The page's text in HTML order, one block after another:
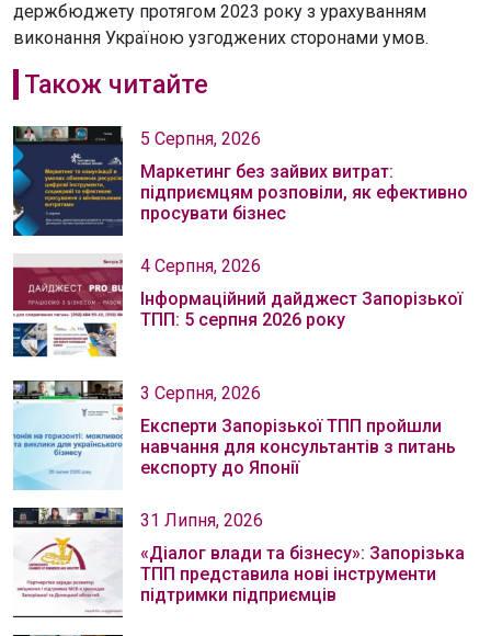
держбюджету протягом 2023 року з урахуванням
виконання Україною узгоджених сторонами умов.
Також читайте
5 Серпня, 2026
Маркетинг без зайвих витрат:
підприємцям розповіли, як ефективно
просувати бізнес
4 Серпня, 2026
Інформаційний дайджест Запорізької
ТПП: 5 серпня 2026 року
3 Серпня, 2026
Експерти Запорізької ТПП пройшли
навчання для консультантів з питань
експорту до Японії
31 Липня, 2026
«Діалог влади та бізнесу»: Запорізька
ТПП представила нові інструменти
підтримки підприємців